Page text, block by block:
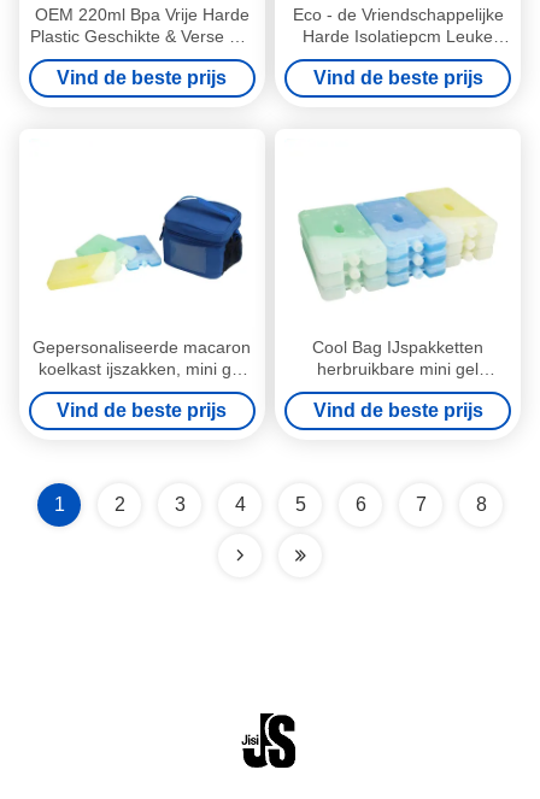
OEM 220ml Bpa Vrije Harde
Plastic Geschikte & Verse het
Ijspakken van Gel Koele
Pakken
Vind de beste prijs
Eco - de Vriendschappelijke
Harde Isolatiepcm Leuke
Doos van de Ijslunch om
Voedsel te houden koel en
Vers
Vind de beste prijs
Gepersonaliseerde macaron
koelkast ijszakken, mini gel
ijssteen voor kinderen
lunchzak voor voedsel
bevroren
Vind de beste prijs
Cool Bag IJspakketten
herbruikbare mini gel
ijsblokken maat en kleur
perfect voor kinderen
lunchzakken en buiten
Vind de beste prijs
1 2 3 4 5 6 7 8